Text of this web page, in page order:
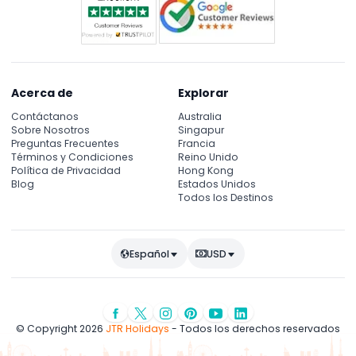
Acerca de
Contáctanos
Sobre Nosotros
Preguntas Frecuentes
Términos y Condiciones
Política de Privacidad
Blog
Explorar
Australia
Singapur
Francia
Reino Unido
Hong Kong
Estados Unidos
Todos los Destinos
Español USD
© Copyright 2026 JTR Holidays - Todos los derechos reservados